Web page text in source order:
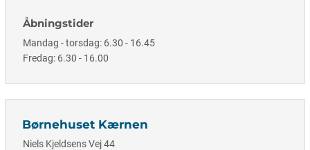
Åbningstider
Mandag - torsdag: 6.30 - 16.45
Fredag: 6.30 - 16.00
Børnehuset Kærnen
Niels Kjeldsens Vej 44